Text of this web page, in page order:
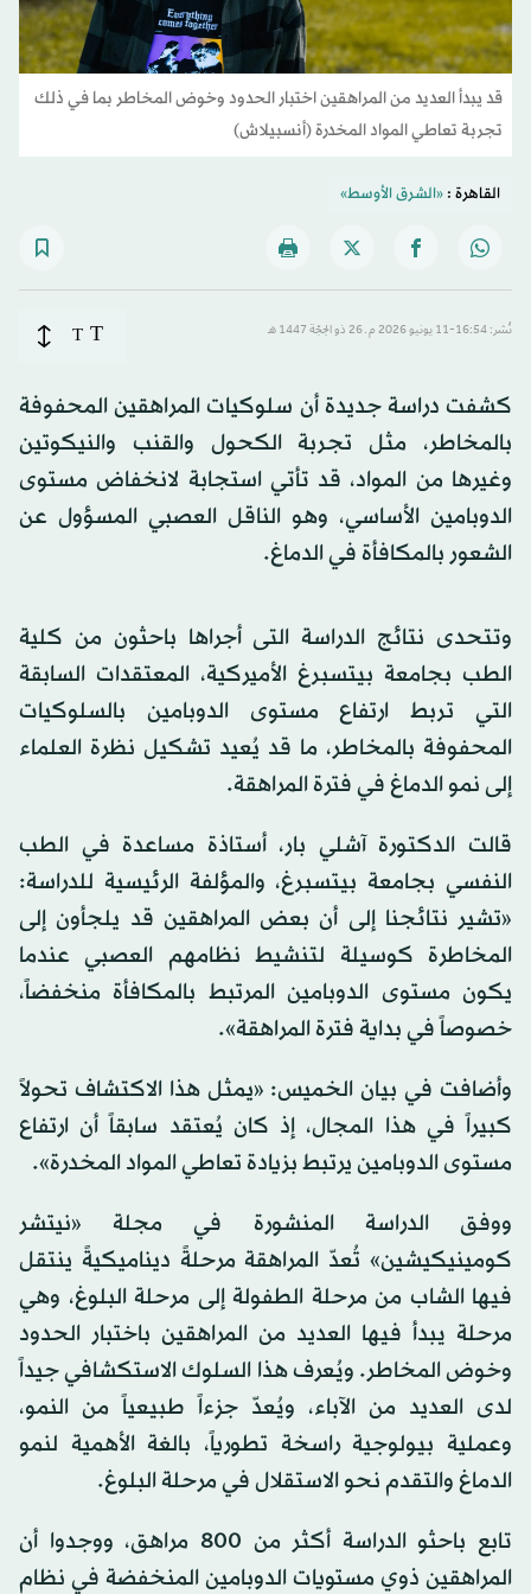
قد يبدأ العديد من المراهقين اختبار الحدود وخوض المخاطر بما في ذلك
تجربة تعاطي المواد المخدرة (أنسبيلاش)
القاهرة :«الشرق الأوسط»
نُشر: 16:54-11 يونيو 2026 م ـ 26 ذو الحِجّة 1447 هـ T
T
كشفت دراسة جديدة أن سلوكيات المراهقين المحفوفة
بالمخاطر، مثل تجربة الكحول والقنب والنيكوتين
وغيرها من المواد، قد تأتي استجابة لانخفاض مستوى
الدوبامين الأساسي، وهو الناقل العصبي المسؤول عن
الشعور بالمكافأة في الدماغ.
وتتحدى نتائج الدراسة التى أجراها باحثون من كلية
الطب بجامعة بيتسبرغ الأميركية، المعتقدات السابقة
التي تربط ارتفاع مستوى الدوبامين بالسلوكيات
المحفوفة بالمخاطر، ما قد يُعيد تشكيل نظرة العلماء
إلى نمو الدماغ في فترة المراهقة.
قالت الدكتورة آشلي بار، أستاذة مساعدة في الطب
النفسي بجامعة بيتسبرغ، والمؤلفة الرئيسية للدراسة:
«تشير نتائجنا إلى أن بعض المراهقين قد يلجأون إلى
المخاطرة كوسيلة لتنشيط نظامهم العصبي عندما
يكون مستوى الدوبامين المرتبط بالمكافأة منخفضاً،
خصوصاً في بداية فترة المراهقة».
وأضافت في بيان الخميس: «يمثل هذا الاكتشاف تحولاً
كبيراً في هذا المجال، إذ كان يُعتقد سابقاً أن ارتفاع
مستوى الدوبامين يرتبط بزيادة تعاطي المواد المخدرة».
ووفق الدراسة المنشورة في مجلة «نيتشر
كومينيكيشين» تُعدّ المراهقة مرحلةً ديناميكيةً ينتقل
فيها الشاب من مرحلة الطفولة إلى مرحلة البلوغ، وهي
مرحلة يبدأ فيها العديد من المراهقين باختبار الحدود
وخوض المخاطر. ويُعرف هذا السلوك الاستكشافي جيداً
لدى العديد من الآباء، ويُعدّ جزءاً طبيعياً من النمو،
وعملية بيولوجية راسخة تطورياً، بالغة الأهمية لنمو
الدماغ والتقدم نحو الاستقلال في مرحلة البلوغ.
تابع باحثو الدراسة أكثر من 800 مراهق، ووجدوا أن
المراهقين ذوي مستويات الدوبامين المنخفضة في نظام